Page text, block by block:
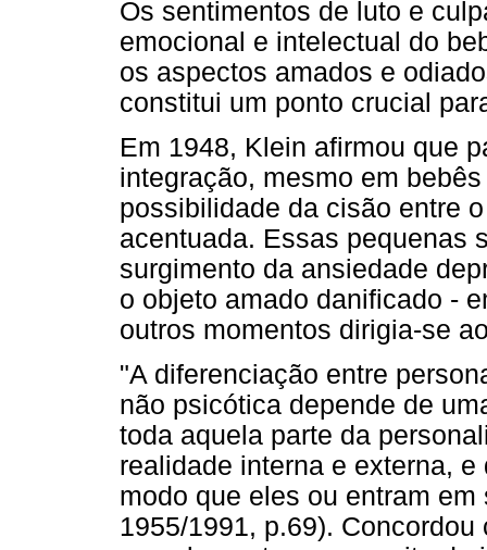
Os sentimentos de luto e
emocional e intelectual do
os aspectos amados e
constitui um ponto crucial
Em 1948, Klein afirmou que
integração, mesmo em
possibilidade da cisão entre
acentuada. Essas pequenas
surgimento da ansiedade
o objeto amado danificado -
outros momentos dirigia-se
"A diferenciação entre
não psicótica depende de
toda aquela parte da
realidade interna e externa,
modo que eles ou entram
1955/1991, p.69).